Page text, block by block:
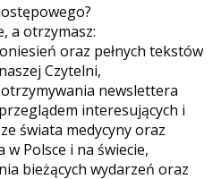
a otrzymasz:
oraz pełnych tekstów
Czytelni,
newslettera
interesujących i
świata medycyny oraz
Polsce i na świecie,
bieżących wydarzeń oraz